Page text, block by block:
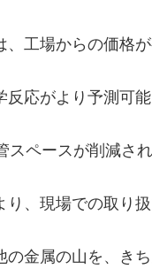
工場からの価格
応がより予測可
スペースが削減さ
、現場での取り
金属の山を、き